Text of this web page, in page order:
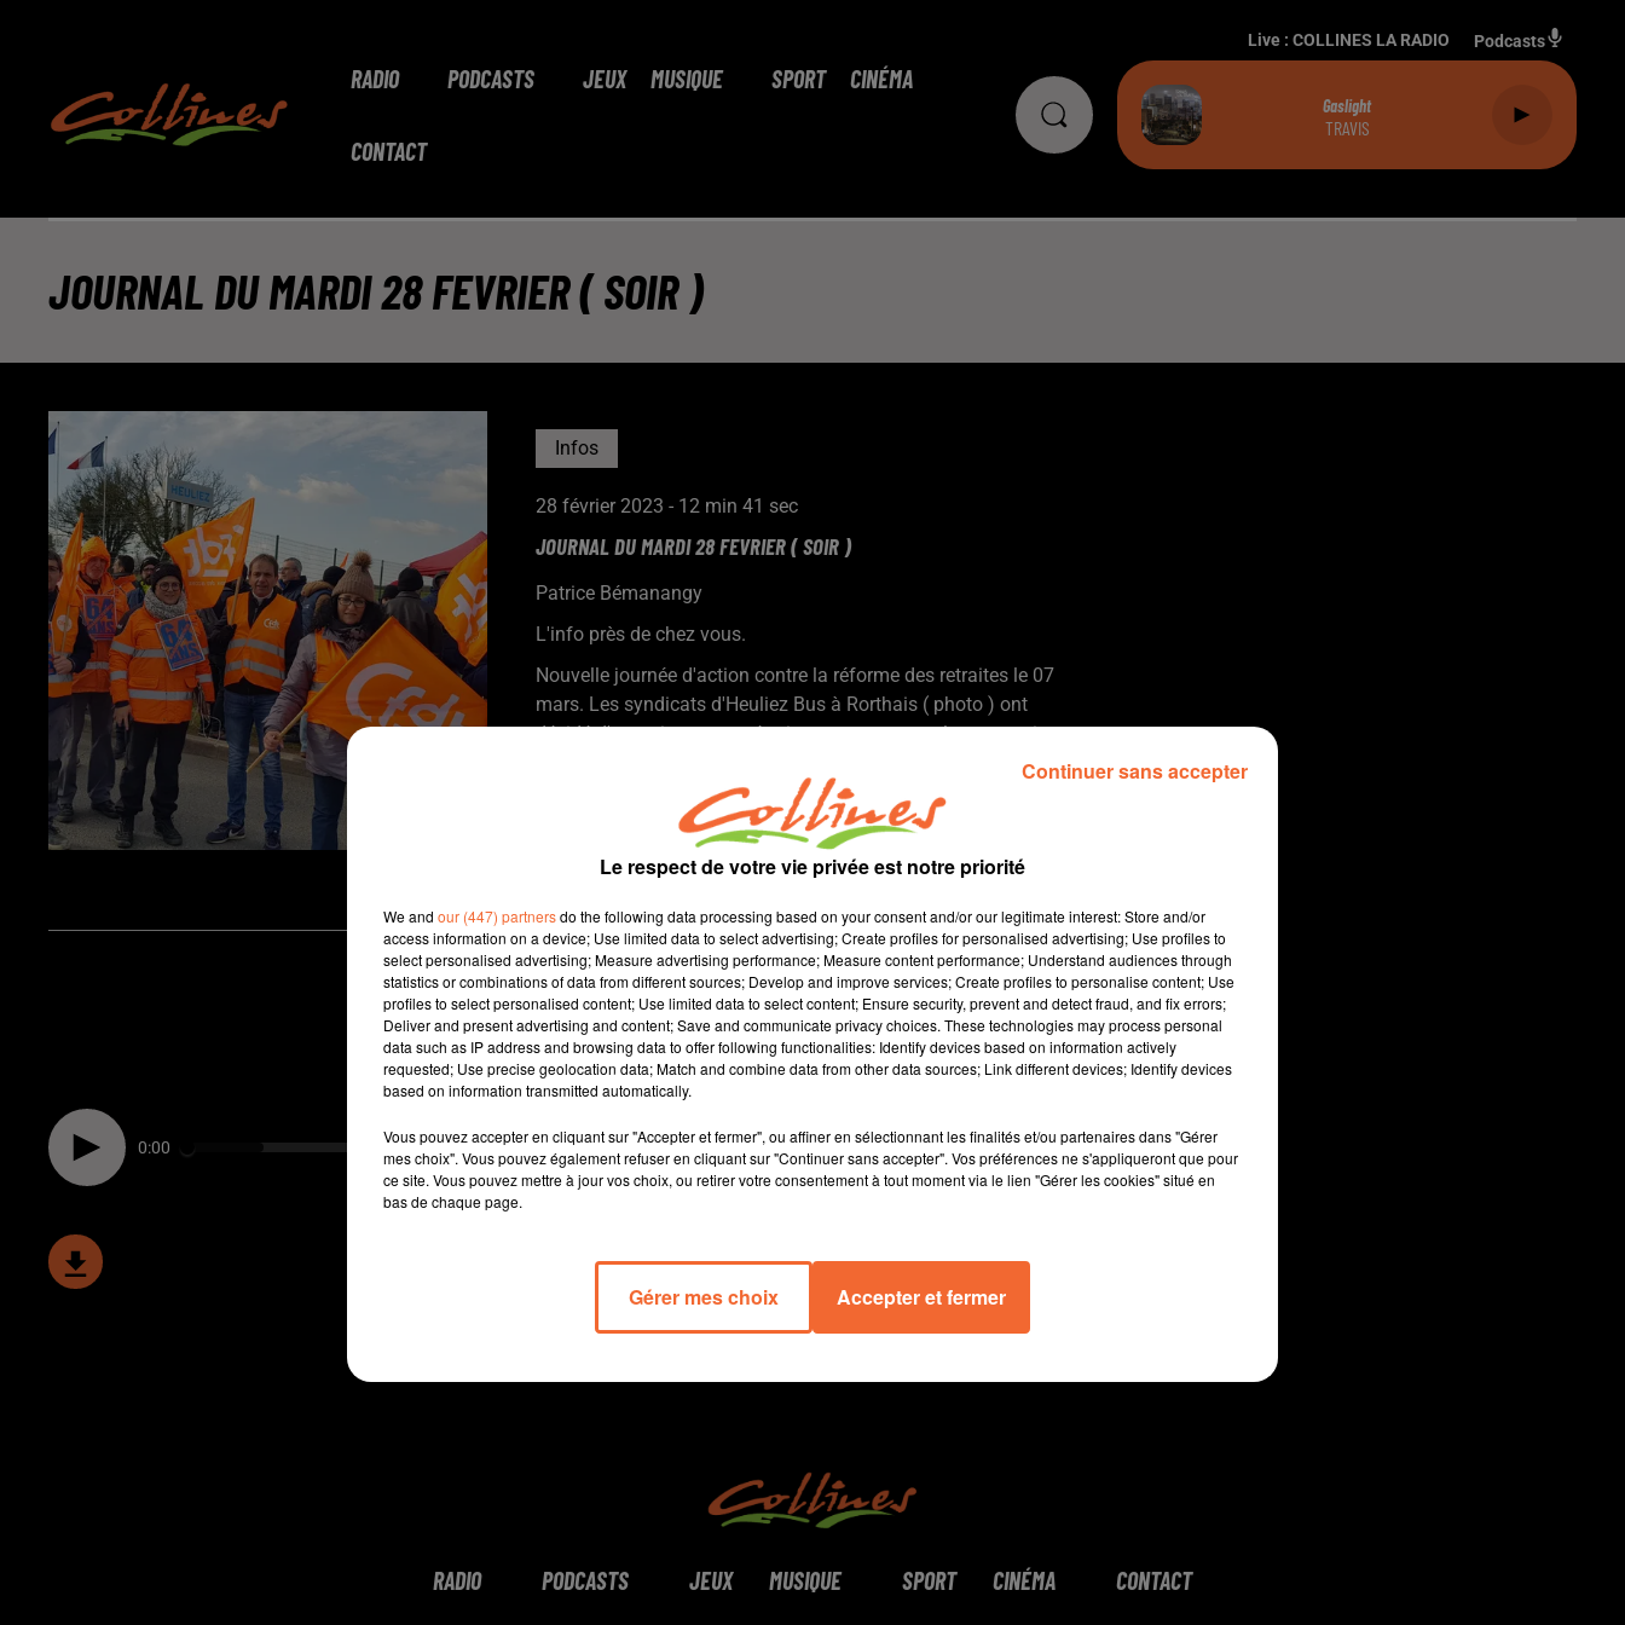
RADIO PODCASTS JEUX MUSIQUE SPORT CINÉMA
CONTACT
Live : COLLINES LA RADIO Podcasts
Gaslight
TRAVIS
JOURNAL DU MARDI 28 FEVRIER ( SOIR )
Infos
28 février 2023 - 12 min 41 sec
JOURNAL DU MARDI 28 FEVRIER ( SOIR )
Patrice Bémanangy
L'info près de chez vous.
Nouvelle journée d'action contre la réforme des retraites le 07
mars. Les syndicats d'Heuliez Bus à Rorthais ( photo ) ont
décidé d'organiser une opération escargot entre leur enteprise et
Le service de chirurgie viscérale du Centre hospitalier Nord
Deux-Sèvres ouvert il y a 3 ans a démontré toute son efficacité
dans la prise charge globale de personnes obèses.
Repenser le découpage de quatre régions françaises, dont la
Nouvelle-Aquitaine ... les récentes annonces du PR de la
République font réagir les élus régionaux.
Le territoire Thouarsais s'affiche au Salon de l'Agriculture
notamment en faisant la promotion de sa future route des vins.
« Choisir la sobriété heureuse face au pessimisme ambiant » ...
tout le thème d'une conférence débat organisé par l'association
Chrétiens dans le Monde Rural 79 samedi à Breuil Chaussée.
0:00 12 min 41 sec
RADIO PODCASTS JEUX MUSIQUE SPORT CINÉMA CONTACT
Le respect de votre vie privée est notre priorité
We and our (447) partnersdo the following data processing based on your consent and/or our legitimate interest: Store and/or
access information on a device; Use limited data to select advertising; Create profiles for personalised advertising; Use profiles to
select personalised advertising; Measure advertising performance; Measure content performance; Understand audiences through
statistics or combinations of data from different sources; Develop and improve services; Create profiles to personalise content; Use
profiles to select personalised content; Use limited data to select content; Ensure security, prevent and detect fraud, and fix errors;
Deliver and present advertising and content; Save and communicate privacy choices. These technologies may process personal
data such as IP address and browsing data to offer following functionalities: Identify devices based on information actively
requested; Use precise geolocation data; Match and combine data from other data sources; Link different devices; Identify devices
based on information transmitted automatically.
Vous pouvez accepter en cliquant sur "Accepter et fermer", ou affiner en sélectionnant les finalités et/ou partenaires dans "Gérer
mes choix". Vous pouvez également refuser en cliquant sur "Continuer sans accepter". Vos préférences ne s'appliqueront que pour
ce site. Vous pouvez mettre à jour vos choix, ou retirer votre consentement à tout moment via le lien "Gérer les cookies" situé en
bas de chaque page.
Gérer mes choix Accepter et fermer
Continuer sans accepter